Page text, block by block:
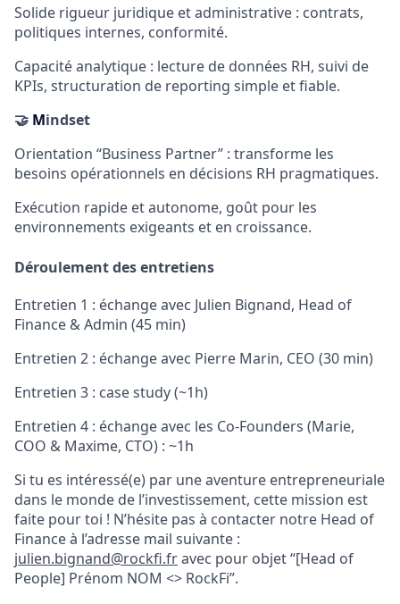
Solide rigueur juridique et administrative : contrats,
politiques internes, conformité.
Capacité analytique : lecture de données RH, suivi de
KPIs, structuration de reporting simple et fiable.
🤝 Mindset
Orientation “Business Partner” : transforme les
besoins opérationnels en décisions RH pragmatiques.
Exécution rapide et autonome, goût pour les
environnements exigeants et en croissance.
Déroulement des entretiens
Entretien 1 : échange avec Julien Bignand, Head of
Finance & Admin (45 min)
Entretien 2 : échange avec Pierre Marin, CEO (30 min)
Entretien 3 : case study (~1h)
Entretien 4 : échange avec les Co-Founders (Marie,
COO & Maxime, CTO) : ~1h
Si tu es intéressé(e) par une aventure entrepreneuriale
dans le monde de l’investissement, cette mission est
faite pour toi ! N’hésite pas à contacter notre Head of
Finance à l’adresse mail suivante :
julien.bignand@rockfi.fravec pour objet “[Head of
People] Prénom NOM <> RockFi”.